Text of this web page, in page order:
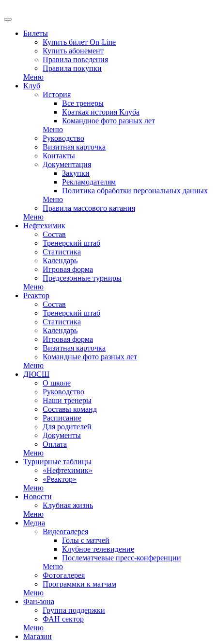
Билеты
Купить билет On-Line
Купить абонемент
Правила поведения
Правила покупки
Меню
Клуб
История
Все тренеры
Краткая история Клуба
Командное фото разных лет
Меню
Руководство
Визитная карточка
Контакты
Документация
Закупки
Рекламодателям
Политика обработки персональных данных
Меню
Правила массового катания
Меню
Нефтехимик
Состав
Тренерский штаб
Статистика
Календарь
Игровая форма
Предсезонные турниры
Меню
Реактор
Состав
Тренерский штаб
Статистика
Календарь
Игровая форма
Визитная карточка
Командные фото разных лет
Меню
ДЮСШ
О школе
Руководство
Наши тренеры
Составы команд
Расписание
Для родителей
Документы
Оплата
Меню
Турнирные таблицы
«Нефтехимик»
«Реактор»
Меню
Новости
Клубная жизнь
Меню
Медиа
Видеогалерея
Голы с матчей
Клубное телевидение
Послематчевые пресс-конференции
Меню
Фотогалерея
Программки к матчам
Меню
Фан-зона
Группа поддержки
ФАН сектор
Меню
Магазин